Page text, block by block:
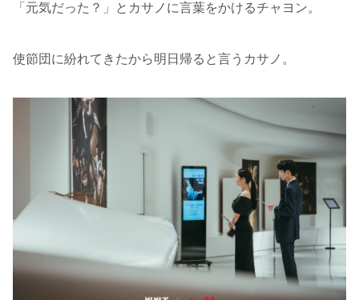
「元気だった？」とカサノに言葉をかけるチャヨン。
使節団に紛れてきたから明日帰ると言うカサノ。